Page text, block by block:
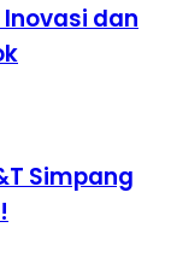
Inovasi dan
Simpang